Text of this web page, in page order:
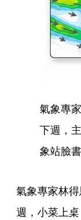
氣象專
下週，
象站臉書
氣象專家林
週，小菜上